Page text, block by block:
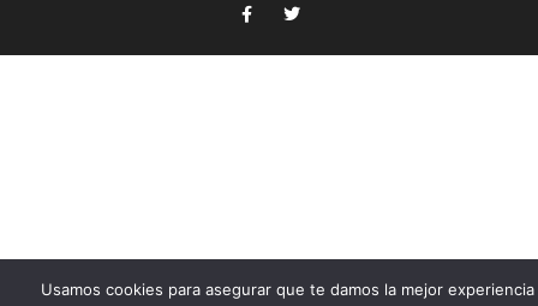
Usamos cookies para asegurar que te damos la mejor experiencia